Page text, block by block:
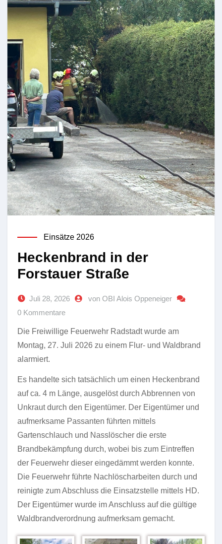
Einsätze 2026
Heckenbrand in der
Forstauer Straße
Juli 28, 2026
von OBI Alois Oppeneiger
0 Kommentare
Die Freiwillige Feuerwehr Radstadt wurde am
Montag, 27. Juli 2026 zu einem Flur- und Waldbrand
alarmiert.
Es handelte sich tatsächlich um einen Heckenbrand
auf ca. 4 m Länge, ausgelöst durch Abbrennen von
Unkraut durch den Eigentümer. Der Eigentümer und
aufmerksame Passanten führten mittels
Gartenschlauch und Nasslöscher die erste
Brandbekämpfung durch, wobei bis zum Eintreffen
der Feuerwehr dieser eingedämmt werden konnte.
Die Feuerwehr führte Nachlöscharbeiten durch und
reinigte zum Abschluss die Einsatzstelle mittels HD.
Der Eigentümer wurde im Anschluss auf die gültige
Waldbrandverordnung aufmerksam gemacht.